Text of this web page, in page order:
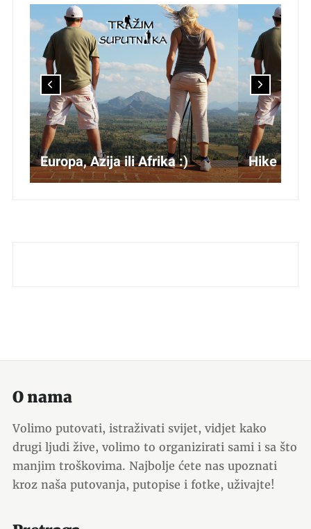
Europa, Azija ili Afrika :) Hike -
O nama
Volimo putovati, istraživati svijet, vidjet kako
drugi ljudi žive, volimo to organizirati sami i sa što
manjim troškovima. Najbolje ćete nas upoznati
kroz naša putovanja, putopise i fotke, uživajte!